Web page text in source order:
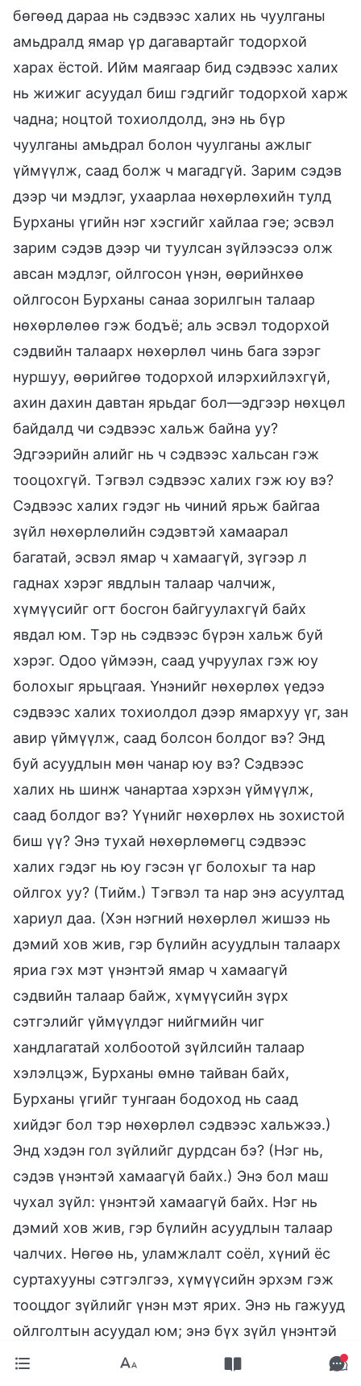
бөгөөд дараа нь сэдвээс халих нь чуулганы
амьдралд ямар үр дагавартайг тодорхой
харах ёстой. Ийм маягаар бид сэдвээс халих
нь жижиг асуудал биш гэдгийг тодорхой харж
чадна; ноцтой тохиолдолд, энэ нь бүр
чуулганы амьдрал болон чуулганы ажлыг
үймүүлж, саад болж ч магадгүй. Зарим сэдэв
дээр чи мэдлэг, ухаарлаа нөхөрлөхийн тулд
Бурханы үгийн нэг хэсгийг хайлаа гэе; эсвэл
зарим сэдэв дээр чи туулсан зүйлээсээ олж
авсан мэдлэг, ойлгосон үнэн, өөрийнхөө
ойлгосон Бурханы санаа зорилгын талаар
нөхөрлөлөө гэж бодъё; аль эсвэл тодорхой
сэдвийн талаарх нөхөрлөл чинь бага зэрэг
нуршуу, өөрийгөө тодорхой илэрхийлэхгүй,
ахин дахин давтан ярьдаг бол—эдгээр нөхцөл
байдалд чи сэдвээс хальж байна уу?
Эдгээрийн алийг нь ч сэдвээс хальсан гэж
тооцохгүй. Тэгвэл сэдвээс халих гэж юу вэ?
Сэдвээс халих гэдэг нь чиний ярьж байгаа
зүйл нөхөрлөлийн сэдэвтэй хамаарал
багатай, эсвэл ямар ч хамаагүй, зүгээр л
гаднах хэрэг явдлын талаар чалчиж,
хүмүүсийг огт босгон байгуулахгүй байх
явдал юм. Тэр нь сэдвээс бүрэн хальж буй
хэрэг. Одоо үймээн, саад учруулах гэж юу
болохыг ярьцгаая. Үнэнийг нөхөрлөх үедээ
сэдвээс халих тохиолдол дээр ямархуу үг, зан
авир үймүүлж, саад болсон болдог вэ? Энд
буй асуудлын мөн чанар юу вэ? Сэдвээс
халих нь шинж чанартаа хэрхэн үймүүлж,
саад болдог вэ? Үүнийг нөхөрлөх нь зохистой
биш үү? Энэ тухай нөхөрлөмөгц сэдвээс
халих гэдэг нь юу гэсэн үг болохыг та нар
ойлгох уу? (Тийм.) Тэгвэл та нар энэ асуултад
хариул даа. (Хэн нэгний нөхөрлөл жишээ нь
дэмий хов жив, гэр бүлийн асуудлын талаарх
яриа гэх мэт үнэнтэй ямар ч хамаагүй
сэдвийн талаар байж, хүмүүсийн зүрх
сэтгэлийг үймүүлдэг нийгмийн чиг
хандлагатай холбоотой зүйлсийн талаар
хэлэлцэж, Бурханы өмнө тайван байх,
Бурханы үгийг тунгаан бодоход нь саад
хийдэг бол тэр нөхөрлөл сэдвээс хальжээ.)
Энд хэдэн гол зүйлийг дурдсан бэ? (Нэг нь,
сэдэв үнэнтэй хамаагүй байх.) Энэ бол маш
чухал зүйл: үнэнтэй хамаагүй байх. Нэг нь
дэмий хов жив, гэр бүлийн асуудлын талаар
чалчих. Нөгөө нь, уламжлалт соёл, хүний ёс
суртахууны сэтгэлгээ, хүмүүсийн эрхэм гэж
тооцдог зүйлийг үнэн мэт ярих. Энэ нь гажууд
ойлголтын асуудал юм; энэ бүх зүйл үнэнтэй
хамаагүй. Жишээ нь, Бурханы үгэнд “Залуу